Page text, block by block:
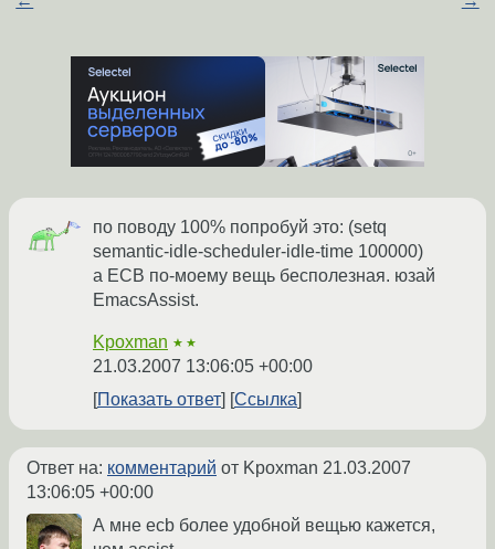
по поводу 100% попробуй это: (setq
semantic-idle-scheduler-idle-time 100000)
а ECB по-моему вещь бесполезная. юзай
EmacsAssist.
Kpoxman ★★
21.03.2007 13:06:05 +00:00
Показать ответ
Ссылка
Ответ на: комментарий от Kpoxman 21.03.2007
13:06:05 +00:00
А мне ecb более удобной вещью кажется,